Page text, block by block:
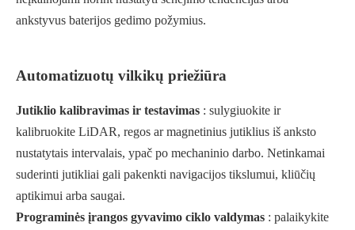
ankstyvus baterijos gedimo požymius.
Automatizuotų vilkikų priežiūra
Jutiklio kalibravimas ir testavimas : sulygiuokite ir
kalibruokite LiDAR, regos ar magnetinius jutiklius iš anksto
nustatytais intervalais, ypač po mechaninio darbo. Netinkamai
suderinti jutikliai gali pakenkti navigacijos tikslumui, kliūčių
aptikimui arba saugai.
Programinės įrangos gyvavimo ciklo valdymas : palaikykite